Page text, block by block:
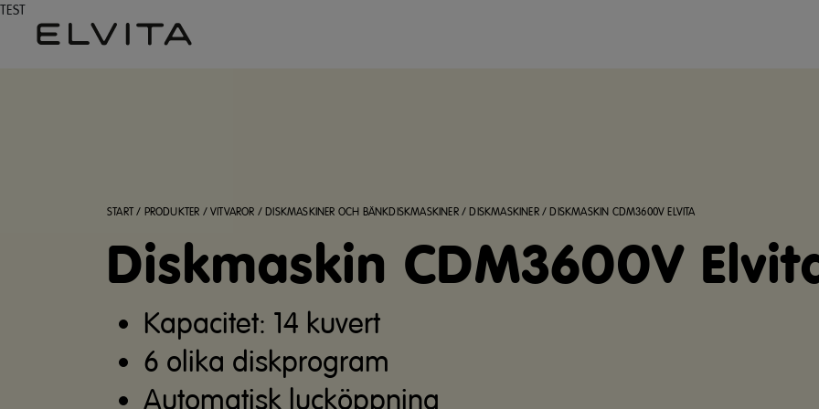
TEST
START / PRODUKTER /VITVAROR /DISKMASKINER OCH BÄNKDISKMASKINER/DISKMASKINER/DISKMASKIN CDM3600V ELVITA
Diskmaskin CDM3600V
Kapacitet: 14 kuvert
6 olika diskprogram
Automatisk lucköppning